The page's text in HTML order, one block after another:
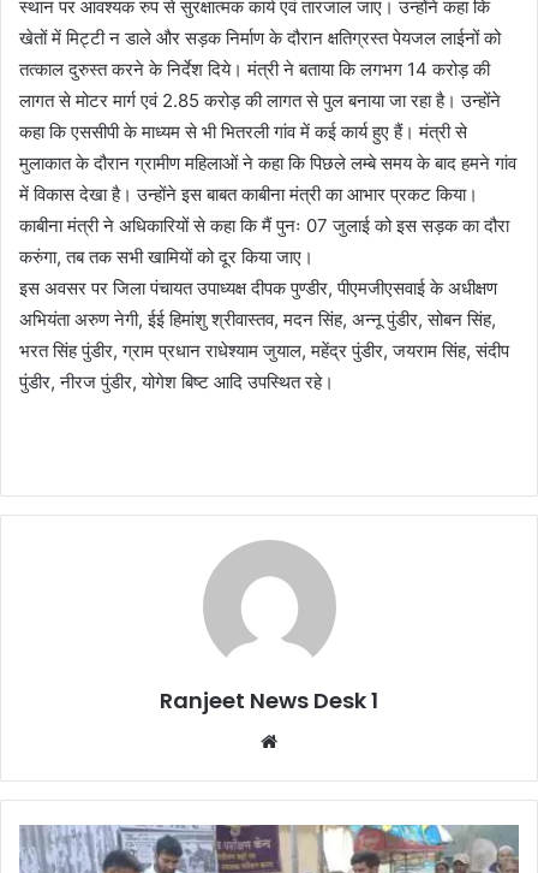
स्थान पर आवश्यक रुप से सुरक्षात्मक कार्य एवं तारजाल जाए। उन्होंने कहा कि
खेतों में मिट्टी न डाले और सड़क निर्माण के दौरान क्षतिग्रस्त पेयजल लाईनों को
तत्काल दुरुस्त करने के निर्देश दिये। मंत्री ने बताया कि लगभग 14 करोड़ की
लागत से मोटर मार्ग एवं 2.85 करोड़ की लागत से पुल बनाया जा रहा है। उन्होंने
कहा कि एससीपी के माध्यम से भी भितरली गांव में कई कार्य हुए हैं। मंत्री से
मुलाकात के दौरान ग्रामीण महिलाओं ने कहा कि पिछले लम्बे समय के बाद हमने गांव
में विकास देखा है। उन्होंने इस बाबत काबीना मंत्री का आभार प्रकट किया।
काबीना मंत्री ने अधिकारियों से कहा कि मैं पुनः 07 जुलाई को इस सड़क का दौरा
करुंगा, तब तक सभी खामियों को दूर किया जाए।
इस अवसर पर जिला पंचायत उपाध्यक्ष दीपक पुण्डीर, पीएमजीएसवाई के अधीक्षण
अभियंता अरुण नेगी, ईई हिमांशु श्रीवास्तव, मदन सिंह, अन्नू पुंडीर, सोबन सिंह,
भरत सिंह पुंडीर, ग्राम प्रधान राधेश्याम जुयाल, महेंद्र पुंडीर, जयराम सिंह, संदीप
पुंडीर, नीरज पुंडीर, योगेश बिष्ट आदि उपस्थित रहे।
Ranjeet News Desk 1
te